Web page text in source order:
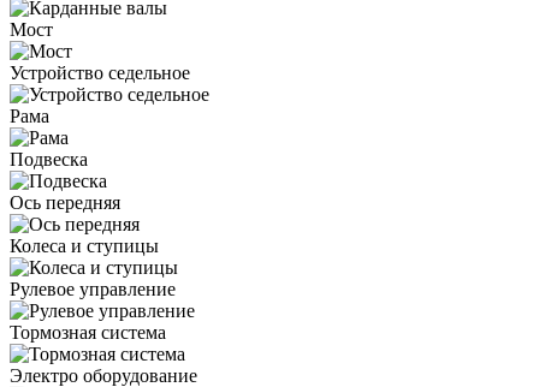
Мост
Устройство седельное
Рама
Подвеска
Ось передняя
Колеса и ступицы
Рулевое управление
Тормозная система
Электро оборудование